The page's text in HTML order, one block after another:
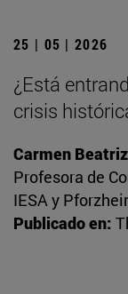
25 | 05 | 2026
¿Está
crisis
Carmen
Profesora de
IESA y
Publicado en: